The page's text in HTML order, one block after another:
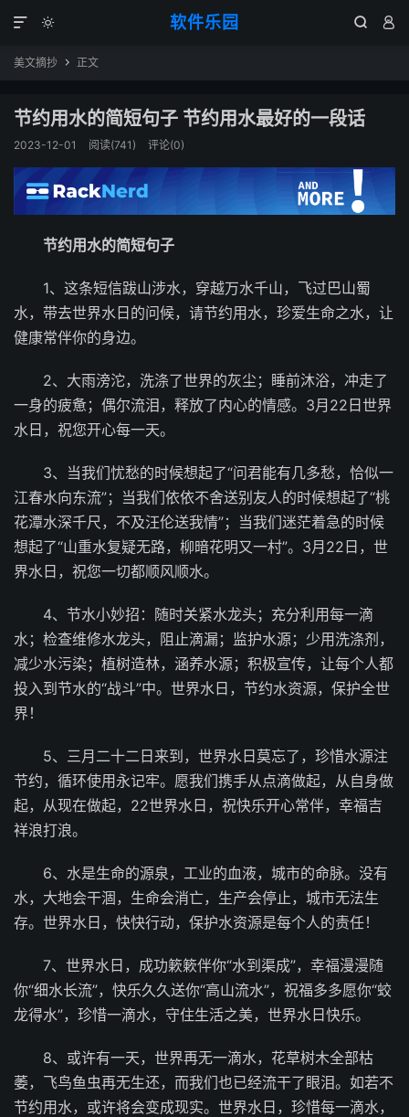
软件乐园 
 

美文摘抄  正文
节约用水的简短句子 节约用水最好的一段话
2023-12-01 阅读(741) 评论(0)
节约用水的简短句子
1、这条短信跋山涉水，穿越万水千山，飞过巴山蜀
水，带去世界水日的问候，请节约用水，珍爱生命之水，让
健康常伴你的身边。
2、大雨滂沱，洗涤了世界的灰尘；睡前沐浴，冲走了
一身的疲惫；偶尔流泪，释放了内心的情感。3月22日世界
水日，祝您开心每一天。
3、当我们忧愁的时候想起了“问君能有几多愁，恰似一
江春水向东流”；当我们依依不舍送别友人的时候想起了“桃
花潭水深千尺，不及汪伦送我情”；当我们迷茫着急的时候
想起了“山重水复疑无路，柳暗花明又一村”。3月22日，世
界水日，祝您一切都顺风顺水。
4、节水小妙招：随时关紧水龙头；充分利用每一滴
水；检查维修水龙头，阻止滴漏；监护水源；少用洗涤剂，
减少水污染；植树造林，涵养水源；积极宣传，让每个人都
投入到节水的“战斗”中。世界水日，节约水资源，保护全世
界！
5、三月二十二日来到，世界水日莫忘了，珍惜水源注
节约，循环使用永记牢。愿我们携手从点滴做起，从自身做
起，从现在做起，22世界水日，祝快乐开心常伴，幸福吉
祥浪打浪。
6、水是生命的源泉，工业的血液，城市的命脉。没有
水，大地会干涸，生命会消亡，生产会停止，城市无法生
存。世界水日，快快行动，保护水资源是每个人的责任！
7、世界水日，成功簌簌伴你“水到渠成”，幸福漫漫随
你“细水长流”，快乐久久送你“高山流水”，祝福多多愿你“蛟
龙得水”，珍惜一滴水，守住生活之美，世界水日快乐。
8、或许有一天，世界再无一滴水，花草树木全部枯
萎，飞鸟鱼虫再无生还，而我们也已经流干了眼泪。如若不
节约用水，或许将会变成现实。世界水日，珍惜每一滴水，